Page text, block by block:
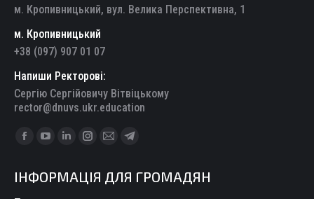
м. Кропивницький, вул. Велика Перспективна, 1
м. Кропивницький
+38 (097) 907 01 07
Напиши Ректорові:
Сергію Сергійовичу Вітвіцькому
rector@dnuvs.ukr.education
Find us on:
Facebook
opens
YouTube
opens
Linkedin
opens
Instagram
opens
Mail
opens
Telegram
opens
ІНФОРМАЦІЯ ДЛЯ ГРОМАДЯН